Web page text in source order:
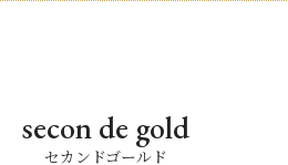
secon de gold
セカンドゴールド